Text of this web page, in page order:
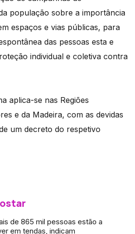
população sobre a importância
espaços e vias públicas, para
das pessoas esta e
individual e coletiva contra
aplica-se nas Regiões
e da Madeira, com as devidas
um decreto do respetivo
de 865 mil pessoas estão a
em tendas, indicam